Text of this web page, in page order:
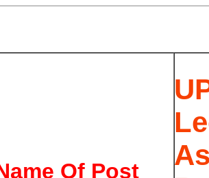
Of Post